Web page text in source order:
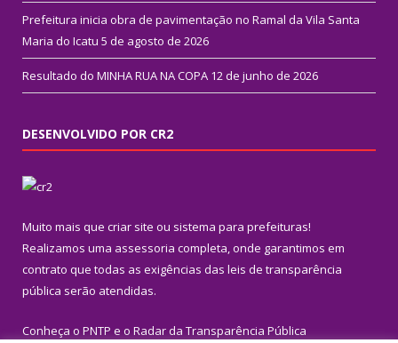
Prefeitura inicia obra de pavimentação no Ramal da Vila Santa
Maria do Icatu 5 de agosto de 2026
Resultado do MINHA RUA NA COPA 12 de junho de 2026
DESENVOLVIDO POR CR2
Muito mais que criar site ou sistema para prefeituras!
Realizamos uma assessoria completa, onde garantimos em
contrato que todas as exigências das leis de transparência
pública serão atendidas.
Conheça o PNTP e o Radar da Transparência Pública